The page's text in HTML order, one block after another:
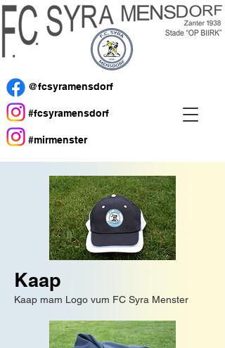
@fcsyramensdorf
#fcsyramensdorf
#mirmenster
Kaap
Kaap mam Logo vum FC Syra Menster